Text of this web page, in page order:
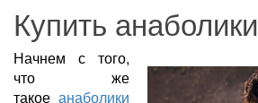
Купить анаболики
Начнем с того,
что же
такоеанаболики